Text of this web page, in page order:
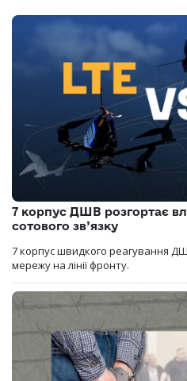
7 корпус ДШВ розгортає
сотового зв’язку
7 корпус швидкого реагування
мережу на лінії фронту.